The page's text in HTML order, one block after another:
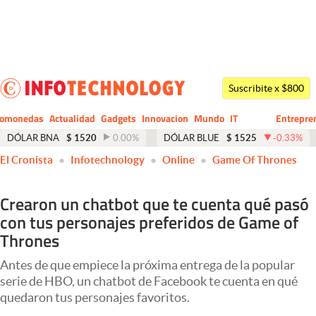
Dólar
Economía y Política
Finanzas y Mercados
Negocios
Columnistas
Otras secciones
Apertura
Suscribite x $800
Actualidad Gadgets Innovacion Mundo
CIO
IT
Business
DÓLAR BNA $ 1520 0.00% DÓLAR BLUE $ 1525 -0.33%
El Cronista Infotechnology Online Game Of Thrones
Crearon un chatbot que te cuenta qué pasó
con tus personajes preferidos de Game of
Thrones
Antes de que empiece la próxima entrega de la popular
serie de HBO, un chatbot de Facebook te cuenta en qué
quedaron tus personajes favoritos.